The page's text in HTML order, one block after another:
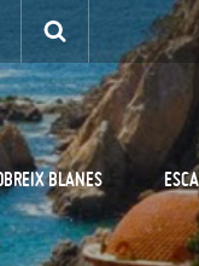
BLANES